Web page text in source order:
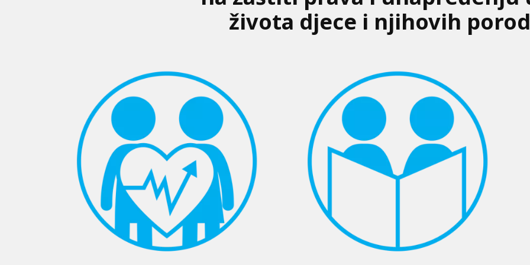
života djece i njihovih
https://www.unicef.org/bih/sta-
radimo/svako-
dijete-
napreduje
https://www.unicef.org/
radimo/svako-
dijete-